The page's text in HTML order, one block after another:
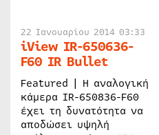
22 Ιανουαρίου 2014 03:33
iView IR-650636-
F60 IR Bullet
Featured | Η αναλογική
κάμερα IR-650836-F60
έχει τη δυνατότητα να
αποδώσει υψηλή